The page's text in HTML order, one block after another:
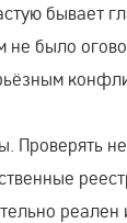
бывает
не было
Проверять